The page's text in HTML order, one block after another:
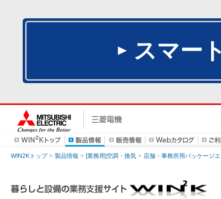
スマー
WIN2Kトップ 製品情報 [業務用]空調・換気 店舗・事務所用パッケージ